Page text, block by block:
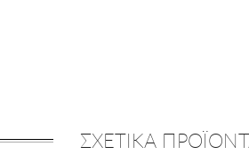
ΣΧΕΤΙΚΑ